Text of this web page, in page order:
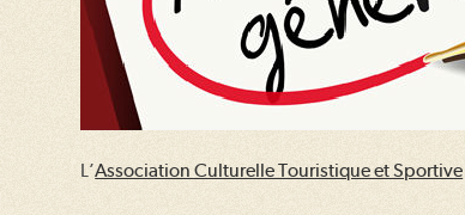
L’Association Culturelle Touristique et Sportive